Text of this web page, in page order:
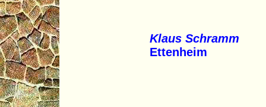
Klaus Schramm
Ettenheim